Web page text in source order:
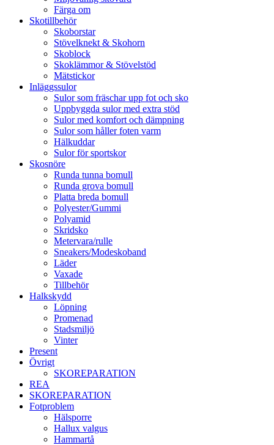
Färga om
Skotillbehör
Skoborstar
Stövelknekt & Skohorn
Skoblock
Skoklämmor & Stövelstöd
Mätstickor
Inläggssulor
Sulor som fräschar upp fot och sko
Uppbyggda sulor med extra stöd
Sulor med komfort och dämpning
Sulor som håller foten varm
Hälkuddar
Sulor för sportskor
Skosnöre
Runda tunna bomull
Runda grova bomull
Platta breda bomull
Polyester/Gummi
Polyamid
Skridsko
Metervara/rulle
Sneakers/Modeskoband
Läder
Vaxade
Tillbehör
Halkskydd
Löpning
Promenad
Stadsmiljö
Vinter
Present
Övrigt
SKOREPARATION
REA
SKOREPARATION
Fotproblem
Hälsporre
Hallux valgus
Hammartå